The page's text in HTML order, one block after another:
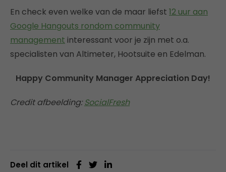
En check even welke van de maar liefst 12 uur aan
Google Hangouts rondom community
management interessant voor je zijn met o.a.
specialisten van Altimeter, Hootsuite en Edelman.
Happy Community Manager Appreciation Day!
Credit afbeelding:SocialFresh
Deel dit artikel